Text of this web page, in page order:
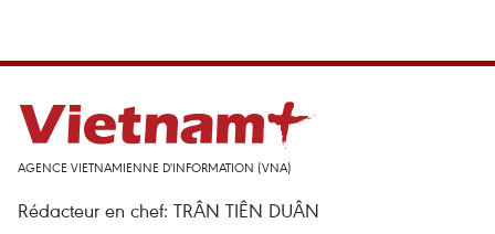
AGENCE VIETNAMIENNE D'INFORMATION (VNA)
Rédacteur en chef: TRÂN TIÊN DUÂN